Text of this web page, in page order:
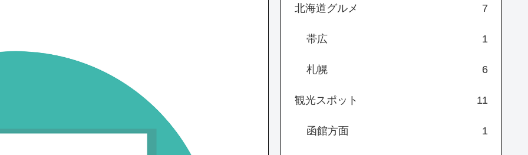
北海道グルメ 7
帯広 1
札幌 6
観光スポット 11
函館方面 1